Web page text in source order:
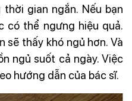
gian ngắn. Nếu bạn
có thể ngưng hiệu quả.
sẽ thấy khó ngủ hơn. Và
ngủ suốt cả ngày. Việc
hướng dẫn của bác sĩ.